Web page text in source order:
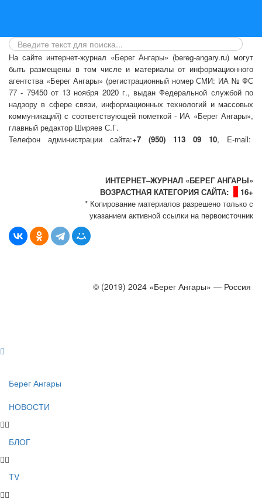
На сайте интернет-журнал «Берег Ангары» (bereg-angary.ru) могут
быть размещены в том числе и материалы от информационного
агентства «Берег Ангары» (регистрационный номер СМИ: ИА № ФС
77 - 79450 от 13 ноября 2020 г., выдан Федеральной службой по
надзору в сфере связи, информационных технологий и массовых
коммуникаций) с соответствующей пометкой - ИА «Берег Ангары»,
главный редактор Ширяев С.Г.
Телефон администрации сайта:+7 (950) 113 09 10, E-mail:
ИНТЕРНЕТ–ЖУРНАЛ «БЕРЕГ АНГАРЫ»
ВОЗРАСТНАЯ КАТЕГОРИЯ САЙТА:
16+
* Копирование материалов разрешено только с
указанием активной ссылки на первоисточник
© (2019) 2024 «Берег Ангары» — Россия
Берег Ангары
НОВОСТИ
БЛОГ
TV